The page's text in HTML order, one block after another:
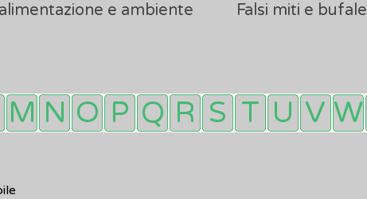
e ambiente Falsi miti e bufale